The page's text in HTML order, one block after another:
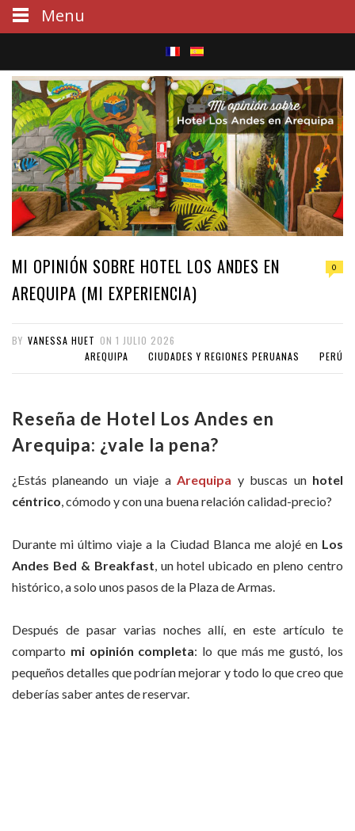
S
e
a
r
c
h
MI OPINIÓN SOBRE HOTEL LOS ANDES EN
AREQUIPA (MI EXPERIENCIA)
0
BY VANESSA HUET ON 1 JULIO 2026
AREQUIPA
CIUDADES Y REGIONES PERUANAS PERÚ
Reseña de Hotel Los Andes en
Arequipa: ¿vale la pena?
¿Estás planeando un viaje a Arequipa y buscas un hotel
céntrico , cómodo y con una buena relación calidad-precio?
Durante mi último viaje a la Ciudad Blanca me alojé en Los
Andes Bed & Breakfast, un hotel ubicado en pleno centro
histórico, a solo unos pasos de la Plaza de Armas.
Después de pasar varias noches allí, en este artículo te
comparto mi opinión completa: lo que más me gustó, los
pequeños detalles que podrían mejorar y todo lo que creo que
deberías saber antes de reservar.
Menu